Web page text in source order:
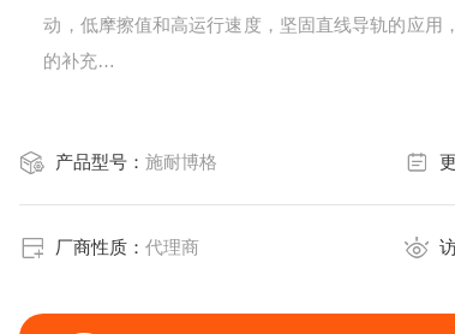
动，低摩擦值和高运行速度，坚固直线导轨的应用
的补充
产品型号：施耐博格
厂商性质：代理商